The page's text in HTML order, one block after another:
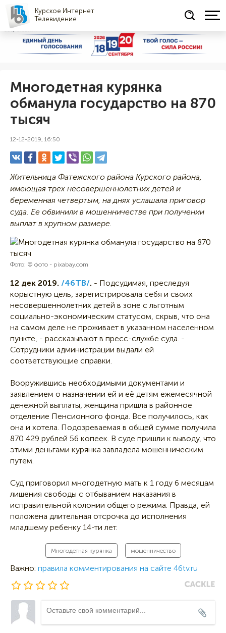
Курское Интернет
Телевидение
СОЦРЕКЛАМА
Многодетная курянка
обманула государство на 870
тысяч
12-12-2019, 16:50
Жительница Фатежского района Курского района,
имеющая трех несовершеннолетних детей и
беременная четвертым, на днях услашала приговор
суда. Ее обвинили в мошенничестве при получении
выплат в крупном размере.
Фото: © фото - pixabay.com
12 дек 2019. /46ТВ/. - Подсудимая, преследуя
корыстную цель, зарегистрировала себя и своих
несовершеннолетних детей в зоне с льготным
социально-экономическим статусом, скрыв, что она
на самом деле не проживает в указанном населенном
пункте, - рассказывают в пресс-службе суда. -
Сотрудники администрации выдали ей
соответствующие справки.
Вооружившись необходимыми документами и
заявлением о назначении ей и её детям ежемесячной
денежной выплаты, женщина пришла в районное
отделение Пенсионного фонда. Все получилось, как
она и хотела. Подозреваемая в общей сумме получила
870 429 рублей 56 копеек. В суде пришли к выводу, что
этими деньгами курянка завладела мошенническим
путем.
Суд приговорил многодетную мать к 1 году 6 месяцам
лишения свободы с отбыванием наказания в
исправительной колонии общего режима. Правда, ей
положена длительная отсрочка до исполнения
младшему ребенку 14-ти лет.
Многодетная курянка мошенничество
Важно: правила комментирования на сайте 46tv.ru